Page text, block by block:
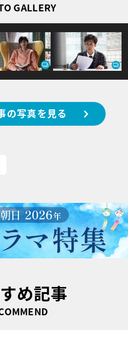
GALLERY
の写真を見る
め記事